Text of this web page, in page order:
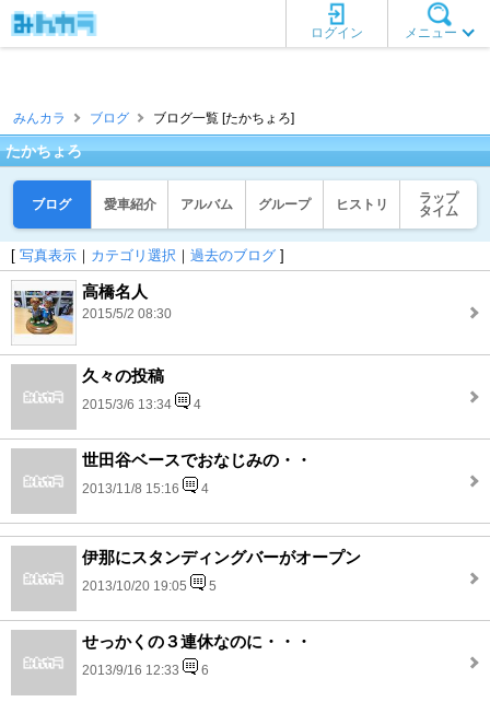
メニュー
ログイン
みんカラ ブログ ブログ一覧 [たかちょろ]
たかちょろ
ブログ 愛車紹介 アルバム グループ ヒストリ
ラップ
タイム
[ 写真表示 ｜ カテゴリ選択 ｜ 過去のブログ ]
高橋名人
2015/5/2 08:30
久々の投稿
2015/3/6 13:34 4
世田谷ベースでおなじみの・・
2013/11/8 15:16 4
伊那にスタンディングバーがオープン
2013/10/20 19:05 5
せっかくの３連休なのに・・・
2013/9/16 12:33 6